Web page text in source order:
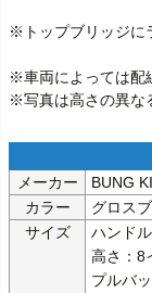
※トップブリッジに
※車両によっては配
※写真は高さの異な
メーカー
BUNG
カラー
グロス
サイズ
ハンド
高さ：8
プルバ